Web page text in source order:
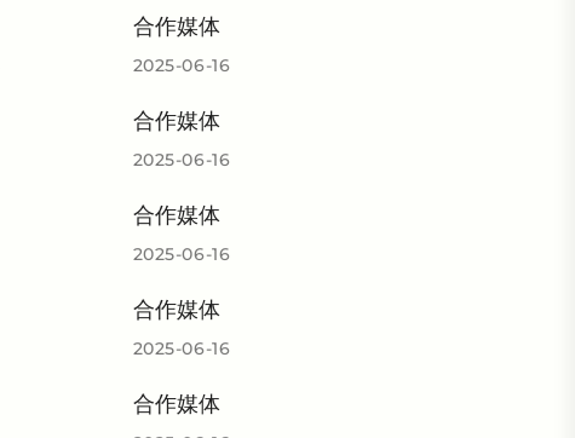
合作媒体
2025-06-16
合作媒体
2025-06-16
合作媒体
2025-06-16
合作媒体
2025-06-16
合作媒体